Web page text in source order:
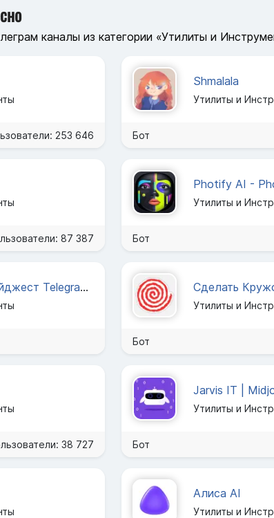
каналы из категории «Утилиты и
253 646
Shmalala
Утилиты и
Бот
87 387
Утилиты и
Бот
OwlyDigest - AI-дайджест Telegram-чатов Сделать
Утилиты и
Бот
38 727
Jarvis IT |
Утилиты и
Бот
Алиса AI
Утилиты и